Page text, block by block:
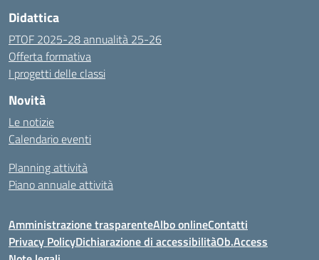
Didattica
PTOF 2025-28 annualità 25-26
Offerta formativa
I progetti delle classi
Novità
Le notizie
Calendario eventi
Planning attività
Piano annuale attività
Amministrazione trasparenteAlbo onlineContatti
Privacy PolicyDichiarazione di accessibilitàOb.Access